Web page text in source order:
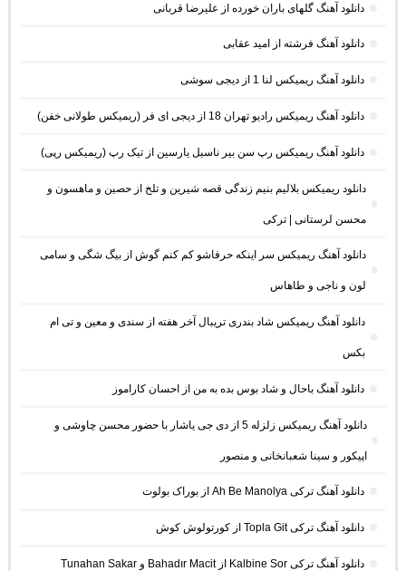
دانلود آهنگ گلهای باران خورده از علیرضا قربانی
دانلود آهنگ فرشته از امید عقابی
دانلود آهنگ ریمیکس لنا 1 از دیجی سوشی
دانلود آهنگ ریمیکس رادیو تهران 18 از دیجی ای فر (ریمیکس طولانی خفن)
دانلود آهنگ ریمیکس رپ سن بیر ناسیل یارسین از تیک رپ (ریمیکس رپی)
دانلود ریمیکس بلالیم بنیم زندگی قصه شیرین و تلخ از حصین و ماهسون و
محسن لرستانی | ترکی
دانلود آهنگ ریمیکس سر اینکه حرفاشو کم کنم گوش از بیگ شگی و سامی
لون و ناجی و طاهاس
دانلود آهنگ ریمیکس شاد بندری تریبال آخر هفته از سندی و معین و تی ام
بکس
دانلود آهنگ باحال و شاد بوس بده به من از احسان کاراموز
دانلود آهنگ ریمیکس زلزله 5 از دی جی یاشار با حضور محسن چاوشی و
اپیکور و سینا شعبانخانی و منصور
دانلود آهنگ ترکی Ah Be Manolya از بوراک بولوت
دانلود آهنگ ترکی Topla Git از کورتولوش کوش
دانلود آهنگ ترکی Kalbine Sor از Bahadır Macit و Tunahan Sakar